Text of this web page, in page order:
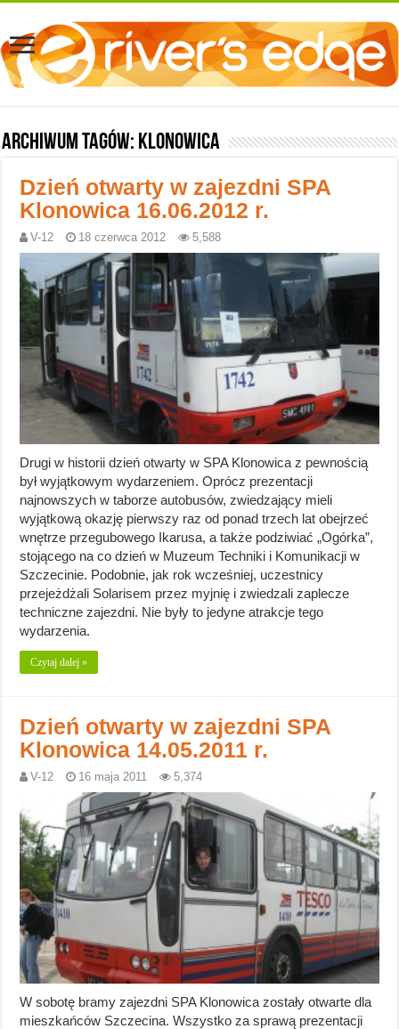
Archiwum tagów: Klonowica
Dzień otwarty w zajezdni SPA
Klonowica 16.06.2012 r.
V-12 18 czerwca 2012 5,588
Drugi w historii dzień otwarty w SPA Klonowica z pewnością
był wyjątkowym wydarzeniem. Oprócz prezentacji
najnowszych w taborze autobusów, zwiedzający mieli
wyjątkową okazję pierwszy raz od ponad trzech lat obejrzeć
wnętrze przegubowego Ikarusa, a także podziwiać „Ogórka”,
stojącego na co dzień w Muzeum Techniki i Komunikacji w
Szczecinie. Podobnie, jak rok wcześniej, uczestnicy
przejeżdżali Solarisem przez myjnię i zwiedzali zaplecze
techniczne zajezdni. Nie były to jedyne atrakcje tego
wydarzenia.
Czytaj dalej »
Dzień otwarty w zajezdni SPA
Klonowica 14.05.2011 r.
V-12 16 maja 2011 5,374
W sobotę bramy zajezdni SPA Klonowica zostały otwarte dla
mieszkańców Szczecina. Wszystko za sprawą prezentacji